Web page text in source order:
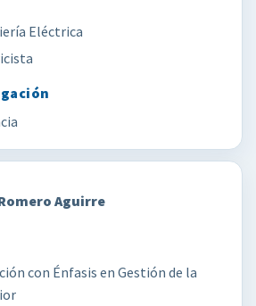
Eléctrica
Aguirre
con Énfasis en Gestión de la